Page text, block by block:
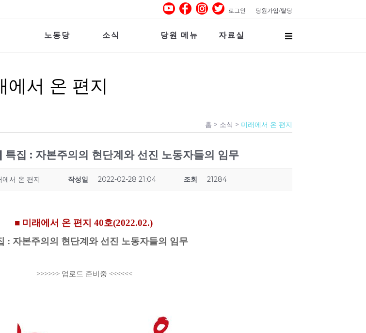
로그인 당원가입/탈당
노동당 소식 당원 메뉴 자료실
에서 온 편지
홈 > 소식 > 미래에서 온 편지
집 : 자본주의의 현단계와 선진 노동자들의 임무
에서 온 편지 작성일 2022-02-28 21:04 조회 21284
■ 미래에서 온 편지 40호(2022.02.)
: 자본주의의 현단계와 선진 노동자들의 임무
>>>>>> 업로드 준비중 <<<<<<